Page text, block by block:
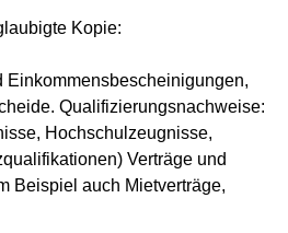
Kopie:
Einkommensbescheinigungen,
Qualifizierungsnachweise:
Hochschulzeugnisse,
Verträge und
Beispiel auch Mietverträge,